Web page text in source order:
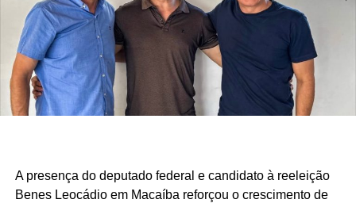
cultura valorizada, entidades beneficiadas, municípios
atendidos e uma atuação parlamentar que alcança quem
mais precisa.
São centenas de requerimentos, dezenas de patrimônios
culturais reconhecidos, organizações apoiadas e
investimentos que chegam aos municípios por meio de
Mais do que discursos, Luiz Eduardo tem apresentado
A presença do deputado federal e candidato à reeleição
Benes Leocádio em Macaíba reforçou o crescimento de